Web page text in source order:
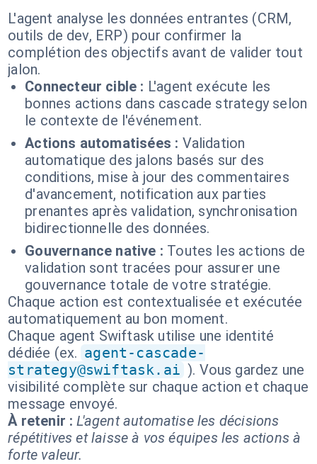
L'agent analyse les données entrantes (CRM,
outils de dev, ERP) pour confirmer la
complétion des objectifs avant de valider tout
jalon.
Connecteur cible : L'agent exécute les
bonnes actions dans cascade strategy selon
le contexte de l'événement.
Actions automatisées : Validation
automatique des jalons basés sur des
conditions, mise à jour des commentaires
d'avancement, notification aux parties
prenantes après validation, synchronisation
bidirectionnelle des données.
Gouvernance native : Toutes les actions de
validation sont tracées pour assurer une
gouvernance totale de votre stratégie.
Chaque action est contextualisée et exécutée
automatiquement au bon moment.
Chaque agent Swiftask utilise une identité
dédiée (ex. agent-cascade-
strategy@swiftask.ai ). Vous gardez une
visibilité complète sur chaque action et chaque
message envoyé.
À retenir : L'agent automatise les décisions
répétitives et laisse à vos équipes les actions à
forte valeur.